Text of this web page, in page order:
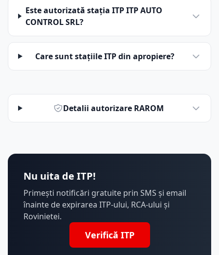
Este autorizată stația ITP ITP AUTO
CONTROL SRL?
Care sunt stațiile ITP din apropiere?
Detalii autorizare RAROM
Nu uita de ITP!
Primești notificări gratuite prin SMS și email
înainte de expirarea ITP-ului, RCA-ului și
Rovinietei.
Verifică ITP